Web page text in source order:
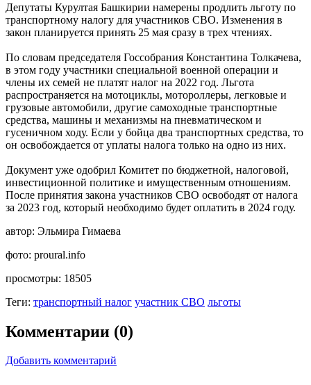
Депутаты Курултая Башкирии намерены продлить льготу по
транспортному налогу для участников СВО. Изменения в
закон планируется принять 25 мая сразу в трех чтениях.
По словам председателя Госсобрания Константина Толкачева,
в этом году участники специальной военной операции и
члены их семей не платят налог на 2022 год. Льгота
распространяется на мотоциклы, мотороллеры, легковые и
грузовые автомобили, другие самоходные транспортные
средства, машины и механизмы на пневматическом и
гусеничном ходу. Если у бойца два транспортных средства, то
он освобождается от уплаты налога только на одно из них.
Документ уже одобрил Комитет по бюджетной, налоговой,
инвестиционной политике и имущественным отношениям.
После принятия закона участников СВО освободят от налога
за 2023 год, который необходимо будет оплатить в 2024 году.
автор: Эльмира Гимаева
фото: proural.info
просмотры: 18505
Теги: транспортный налог участник СВО льготы
Комментарии (0)
Добавить комментарий